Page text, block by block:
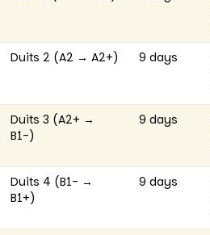
Duits 2 (A2 → A2+) 9 days
Duits 3 (A2+ →
B1-)
9 days
Duits 4 (B1- →
B1+)
9 days